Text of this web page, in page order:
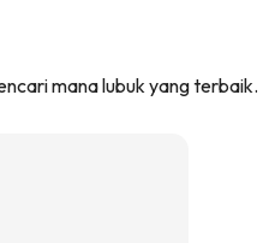
mana lubuk yang terbaik.